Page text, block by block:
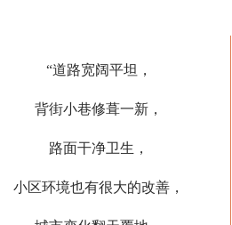
“道路宽阔平坦，
背街小巷修葺一新，
路面干净卫生，
区环境也有很大的改善，